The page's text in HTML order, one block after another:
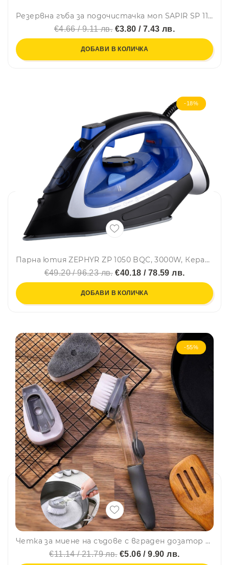
Резервна гъба за подочистачка моп SAPIR SP 1120 HE1, Жълт
€4.66 / 9.11 лв.€3.80 / 7.43 лв.
ДОБАВИ В КОЛИЧКА
-18%
Парна ютия ZEPHYR ZP 1050 BQC, 3000W, Керамична плоча, Вертикално гладене, Самопочистване, Черен/син
€49.20 / 96.23 лв.€40.18 / 78.59 лв.
ДОБАВИ В КОЛИЧКА
-55%
Четка за миене на съдове с вграден дозатор с три приставки, BF22
€11.14 / 21.79 лв.€5.06 / 9.90 лв.